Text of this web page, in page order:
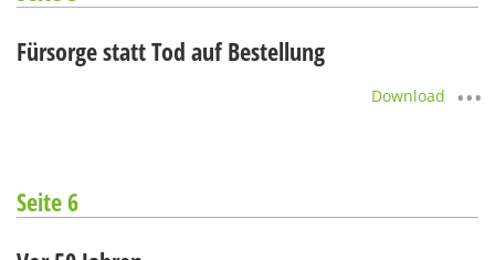
Fürsorge statt Tod auf Bestellung
Download
Seite 6